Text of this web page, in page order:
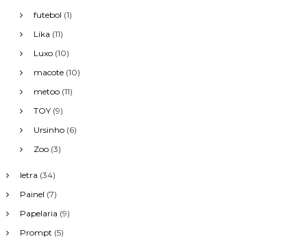
futebol (1)
Lika (11)
Luxo (10)
macote (10)
metoo (11)
TOY (9)
Ursinho (6)
Zoo (3)
letra (34)
Painel (7)
Papelaria (9)
Prompt (5)